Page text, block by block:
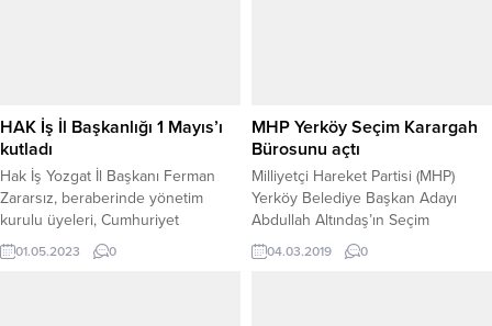
HAK İş İl Başkanlığı 1 Mayıs’ı
kutladı
Hak İş Yozgat İl Başkanı Ferman
Zararsız, beraberinde yönetim
kurulu üyeleri, Cumhuriyet
Meydanında ellerinde sendika ve
Türk Bayrakları ile 1 Mayıs’ı
01.05.2023 0
MHP Yerköy Seçim Karargah
Bürosunu açtı
Milliyetçi Hareket Partisi (MHP)
Yerköy Belediye Başkan Adayı
Abdullah Altındaş’ın Seçim
Karargah Bürosu düzenlenen
törenle açılışı gerçekleştirildi.
04.03.2019 0